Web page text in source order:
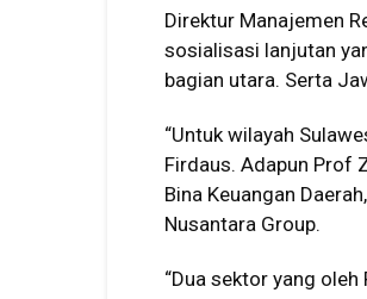
Direktur Manajemen
sosialisasi lanjutan
bagian utara. Serta
“Untuk wilayah
Firdaus. Adapun Prof
Bina Keuangan
Nusantara Group.
“Dua sektor yang